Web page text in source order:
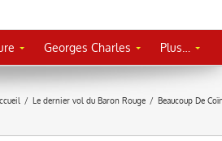
Georges Charles Plus…
/ Le dernier vol du Baron Rouge / Beaucoup De